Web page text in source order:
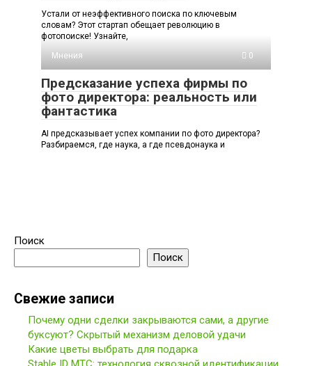
Устали от неэффективного поиска по ключевым
словам? Этот стартап обещает революцию в
фотопоиске! Узнайте,
Мнения
0
Предсказание успеха фирмы по
фото директора: реальность или
фантастика
AI предсказывает успех компании по фото директора?
Разбираемся, где наука, а где псевдонаука и
Поиск
Поиск
Свежие записи
Почему одни сделки закрываются сами, а другие
буксуют? Скрытый механизм деловой удачи
Какие цветы выбрать для подарка